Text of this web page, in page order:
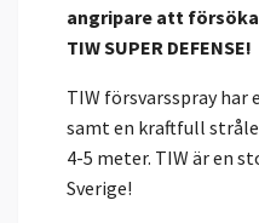
angripare att
TIW SUPER DEFENSE!
TIW försvarsspray har
samt en kraftfull
4-5 meter. TIW är en
Sverige!